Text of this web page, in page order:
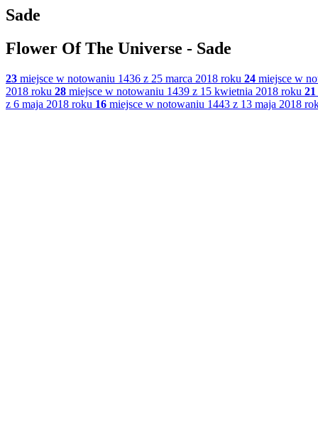
Sade
Flower Of The Universe - Sade
23 miejsce w notowaniu 1436 z 25 marca 2018 roku 24 miejsce w
2018 roku 28 miejsce w notowaniu 1439 z 15 kwietnia 2018 roku 21
z 6 maja 2018 roku 16 miejsce w notowaniu 1443 z 13 maja 2018